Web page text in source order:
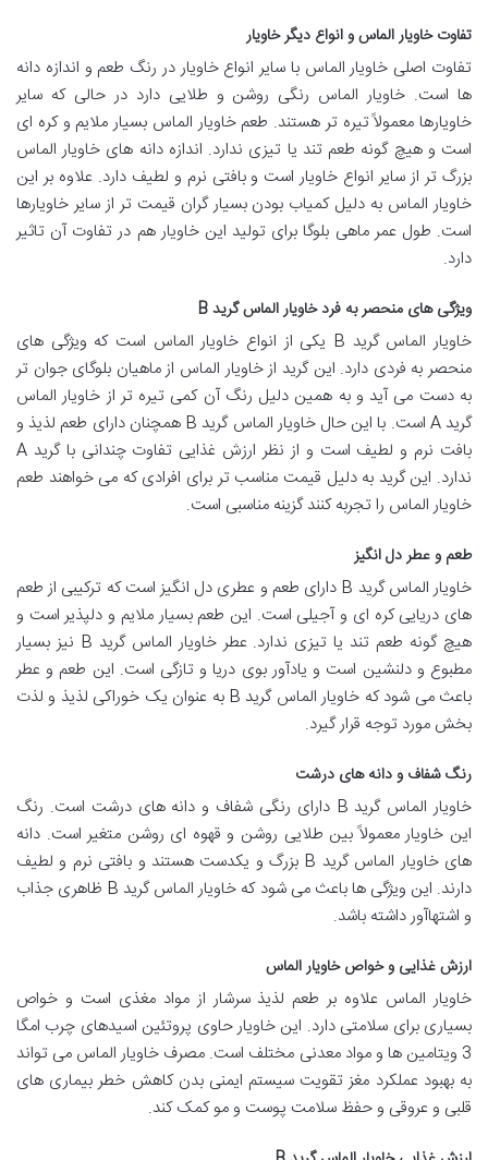
تفاوت خاویار الماس و انواع دیگر خاویار
تفاوت اصلی خاویار الماس با سایر انواع خاویار در رنگ طعم و اندازه دانه
ها است. خاویار الماس رنگی روشن و طلایی دارد در حالی که سایر
خاویارها معمولاً تیره تر هستند. طعم خاویار الماس بسیار ملایم و کره ای
است و هیچ گونه طعم تند یا تیزی ندارد. اندازه دانه های خاویار الماس
بزرگ تر از سایر انواع خاویار است و بافتی نرم و لطیف دارد. علاوه بر این
خاویار الماس به دلیل کمیاب بودن بسیار گران قیمت تر از سایر خاویارها
است. طول عمر ماهی بلوگا برای تولید این خاویار هم در تفاوت آن تاثیر
دارد.
ویژگی های منحصر به فرد خاویار الماس گرید B
خاویار الماس گرید B یکی از انواع خاویار الماس است که ویژگی های
منحصر به فردی دارد. این گرید از خاویار الماس از ماهیان بلوگای جوان تر
به دست می آید و به همین دلیل رنگ آن کمی تیره تر از خاویار الماس
گرید A است. با این حال خاویار الماس گرید B همچنان دارای طعم لذیذ و
بافت نرم و لطیف است و از نظر ارزش غذایی تفاوت چندانی با گرید A
ندارد. این گرید به دلیل قیمت مناسب تر برای افرادی که می خواهند طعم
خاویار الماس را تجربه کنند گزینه مناسبی است.
طعم و عطر دل انگیز
خاویار الماس گرید B دارای طعم و عطری دل انگیز است که ترکیبی از طعم
های دریایی کره ای و آجیلی است. این طعم بسیار ملایم و دلپذیر است و
هیچ گونه طعم تند یا تیزی ندارد. عطر خاویار الماس گرید B نیز بسیار
مطبوع و دلنشین است و یادآور بوی دریا و تازگی است. این طعم و عطر
باعث می شود که خاویار الماس گرید B به عنوان یک خوراکی لذیذ و لذت
بخش مورد توجه قرار گیرد.
رنگ شفاف و دانه های درشت
خاویار الماس گرید B دارای رنگی شفاف و دانه های درشت است. رنگ
این خاویار معمولاً بین طلایی روشن و قهوه ای روشن متغیر است. دانه
های خاویار الماس گرید B بزرگ و یکدست هستند و بافتی نرم و لطیف
دارند. این ویژگی ها باعث می شود که خاویار الماس گرید B ظاهری جذاب
و اشتهاآور داشته باشد.
ارزش غذایی و خواص خاویار الماس
خاویار الماس علاوه بر طعم لذیذ سرشار از مواد مغذی است و خواص
بسیاری برای سلامتی دارد. این خاویار حاوی پروتئین اسیدهای چرب امگا
3 ویتامین ها و مواد معدنی مختلف است. مصرف خاویار الماس می تواند
به بهبود عملکرد مغز تقویت سیستم ایمنی بدن کاهش خطر بیماری های
قلبی و عروقی و حفظ سلامت پوست و مو کمک کند.